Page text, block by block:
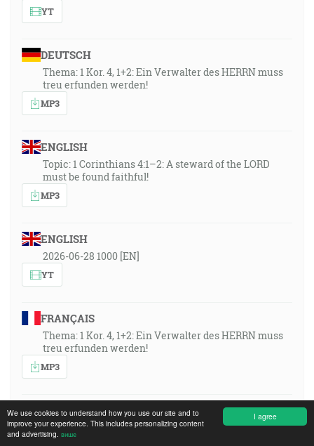
I agree
We use cookies to understand how you use our site and to
improve your experience. This includes personalizing content
and advertising. више
YT
DEUTSCH
Thema: 1 Kor. 4, 1+2: Ein Verwalter des HERRN muss
treu erfunden werden!
MP3
ENGLISH
Topic: 1 Corinthians 4:1–2: A steward of the LORD
must be found faithful!
MP3
ENGLISH
2026-06-28 1000 [EN]
YT
FRANÇAIS
Thema: 1 Kor. 4, 1+2: Ein Verwalter des HERRN muss
treu erfunden werden!
MP3
FRANÇAIS
2026-06-28 1000 [FR]